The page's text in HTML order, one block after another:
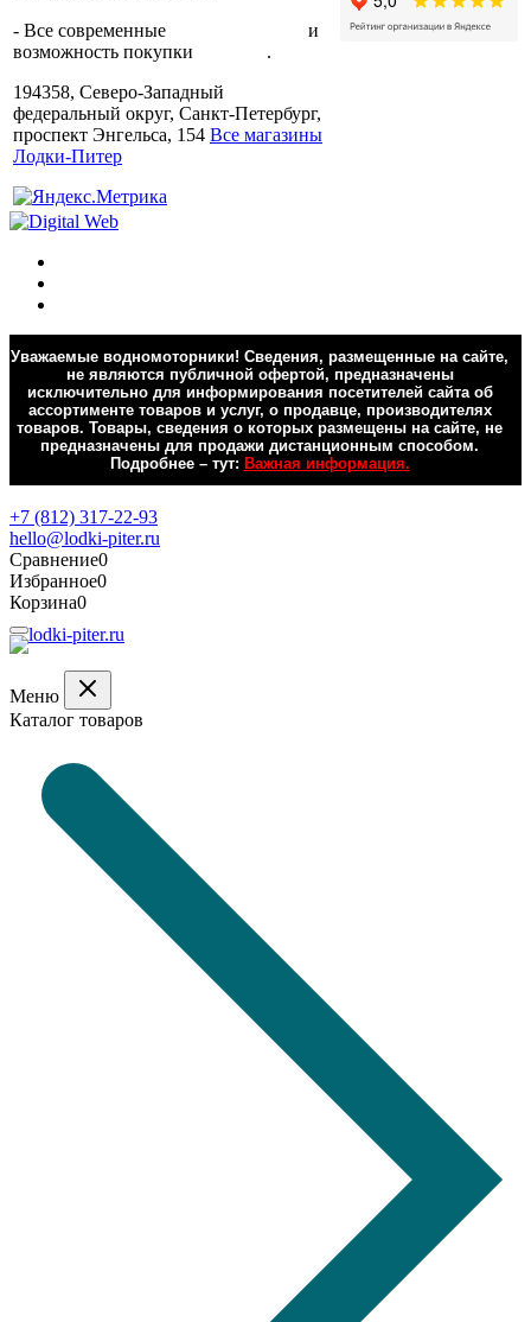
- Все современные
и
возможность покупки
.
194358, Северо-Западный
федеральный округ, Санкт-Петербург,
проспект Энгельса, 154 Все магазины
Лодки-Питер
Уважаемые водномоторники! Сведения, размещенные на сайте,
не являются публичной офертой, предназначены
исключительно для информирования посетителей сайта об
ассортименте товаров и услуг, о продавце, производителях
товаров. Товары, сведения о которых размещены на сайте, не
предназначены для продажи дистанционным способом.
Подробнее – тут: Важная информация.
+7 (812) 317-22-93
hello@lodki-piter.ru
Сравнение0
Избранное0
Корзина0
Меню
Каталог товаров